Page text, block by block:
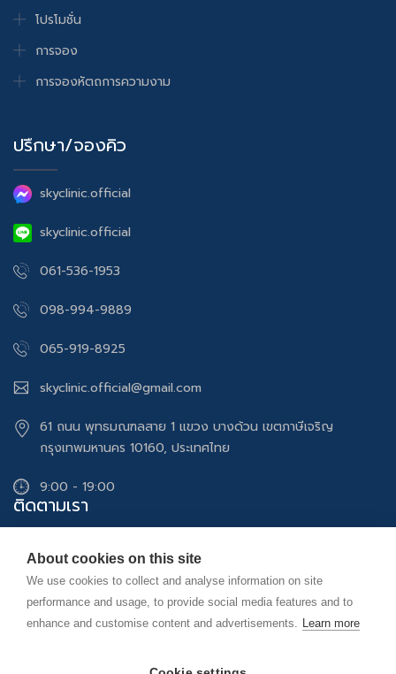
About cookies on this site
We use cookies to collect and analyse information on site
performance and usage, to provide social media features and to
enhance and customise content and advertisements. Learn more
โปรโมชั่น
การจอง
การจองหัตถการความงาม
ปรึกษา/จองคิว
skyclinic.official
skyclinic.official
061-536-1953
098-994-9889
065-919-8925
skyclinic.official@gmail.com
61 ถนน พุทธมณฑลสาย 1 แขวง บางด้วน เขตภาษีเจริญ
กรุงเทพมหานคร 10160, ประเทศไทย
9:00 - 19:00
ติดตามเรา
Sky Clinic ทำตาสองชั้น หมอสกาย โดย จักษุแพทย์
Sky Clinic ทำตาสองชั้น ฟิลเลอร์ โบท็อกซ์ ปรับรูปหน้า ผิวกระจ่าง